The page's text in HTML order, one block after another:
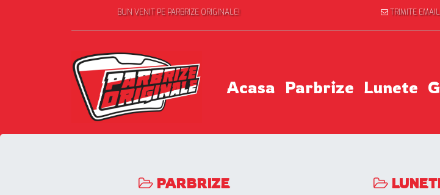
BUN VENIT PE PARBRIZE ORIGINALE! TRIMITE EMAIL
Acasa Parbrize Lunete
PARBRIZE